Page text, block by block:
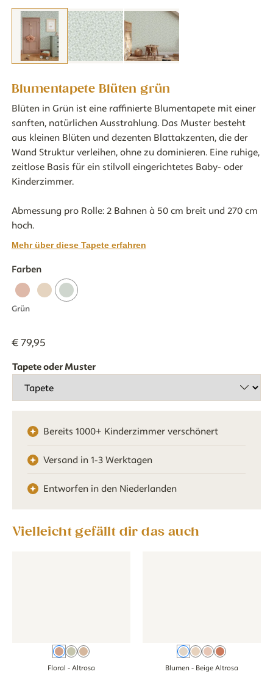
Blumentapete Blüten grün
Blüten in Grün ist eine raffinierte Blumentapete mit einer
sanften, natürlichen Ausstrahlung. Das Muster besteht
aus kleinen Blüten und dezenten Blattakzenten, die der
Wand Struktur verleihen, ohne zu dominieren. Eine ruhige,
zeitlose Basis für ein stilvoll eingerichtetes Baby- oder
Kinderzimmer.
Abmessung pro Rolle: 2 Bahnen à 50 cm breit und 270 cm
hoch.
Mehr über diese Tapete erfahren
Farben
Grün
€ 79,95
Tapete oder Muster
Bereits 1000+ Kinderzimmer verschönert
Versand in 1-3 Werktagen
Entworfen in den Niederlanden
Vielleicht gefällt dir das auch
Altrosa
GrünBraun
Floral - Altrosa
Beige Altrosa
Beige
RosaBeige
Blumen - Beige Altrosa